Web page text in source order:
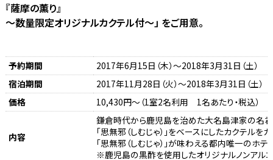
『薩摩の薫り』
～数量限定オリジナルカクテル付～」 をご用意。
予約期間
2017年6月15日（木）～2018年3月31日（土）
宿泊期間
2017年11月28日（火）～2018年3月31日（土）
価格
10,430円～（1室2名利用 1名あたり・税込）
内容
鎌倉時代から鹿児島を治めた大名島津家の名
「思無邪（しむじゃ）」をベースにしたカクテル
「思無邪（しむじゃ）」が味わえる都内唯一のホテ
※鹿児島の黒酢を使用したオリジナルノンアル